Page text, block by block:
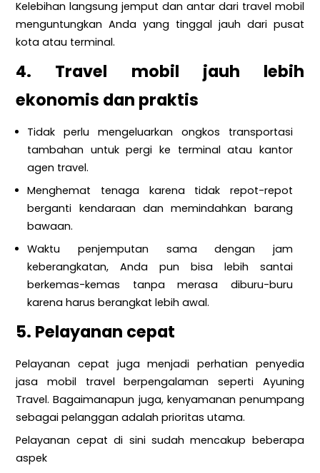
Kelebihan langsung jemput dan antar dari travel mobil
menguntungkan Anda yang tinggal jauh dari pusat
kota atau terminal.
4. Travel mobil jauh lebih
ekonomis dan praktis
Tidak perlu mengeluarkan ongkos transportasi
tambahan untuk pergi ke terminal atau kantor
agen travel.
Menghemat tenaga karena tidak repot-repot
berganti kendaraan dan memindahkan barang
bawaan.
Waktu penjemputan sama dengan jam
keberangkatan, Anda pun bisa lebih santai
berkemas-kemas tanpa merasa diburu-buru
karena harus berangkat lebih awal.
5. Pelayanan cepat
Pelayanan cepat juga menjadi perhatian penyedia
jasa mobil travel berpengalaman seperti Ayuning
Travel. Bagaimanapun juga, kenyamanan penumpang
sebagai pelanggan adalah prioritas utama.
Pelayanan cepat di sini sudah mencakup beberapa
aspek